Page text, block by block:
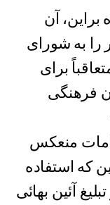
آن
مذکور را به شورای
برای
فرهنگی
منعکس
که استفاده
آئین بهائی